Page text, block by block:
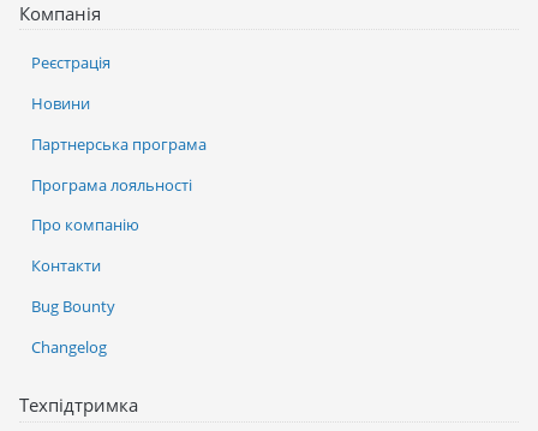
Компанія
Реєстрація
Новини
Партнерська програма
Програма лояльності
Про компанію
Контакти
Bug Bounty
Changelog
Техпідтримка